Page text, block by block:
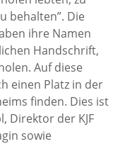
behalten”. Die
ihre Namen
Handschrift,
Auf diese
einen Platz in der
finden. Dies ist
Direktor der KJF
sowie